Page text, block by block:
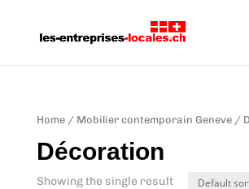
Home/ Mobilier contemporain Geneve/
Décoration
Showing the single result